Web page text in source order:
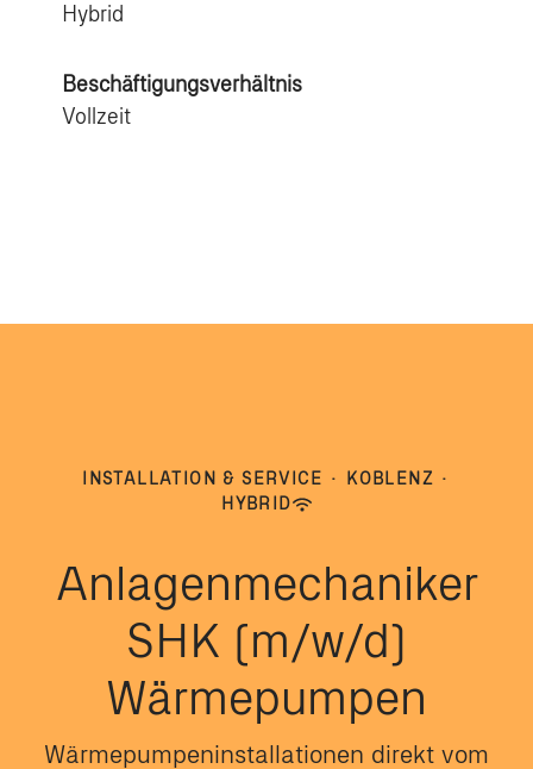
Hybrid
Beschäftigungsverhältnis
Vollzeit
INSTALLATION & SERVICE · KOBLENZ ·
HYBRID
Anlagenmechaniker
SHK (m/w/d)
Wärmepumpen
Wärmepumpeninstallationen direkt vom